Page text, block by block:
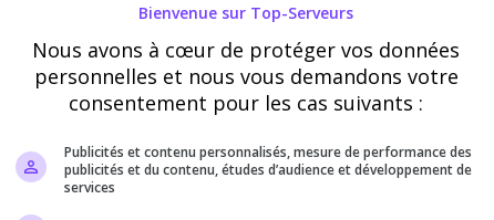
Il n'y a pas encore d'avis sur ce serveur.
Staff du serveur
Bienvenue sur Top-Serveurs
Nous avons à cœur de protéger vos données
personnelles et nous vous demandons votre
consentement pour les cas suivants :
Publicités et contenu personnalisés, mesure de performance des
publicités et du contenu, études d’audience et développement de
services